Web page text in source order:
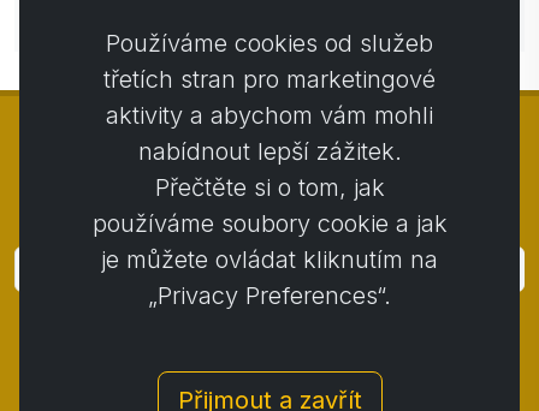
© Copyright 2014 - 2026 Activstar
Kontakt / Obchodní podmínky
Ochrana osobních údajů
/ Reklamační řád
Používáme cookies od služeb
třetích stran pro marketingové
aktivity a abychom vám mohli
nabídnout lepší zážitek.
Přečtěte si o tom, jak
používáme soubory cookie a jak
je můžete ovládat kliknutím na
„Privacy Preferences“.
Přijmout a zavřít